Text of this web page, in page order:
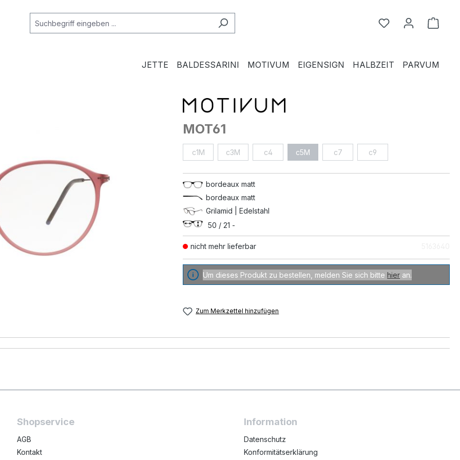
Du hast 0
JETTE BALDESSARINI MOTIVUM EIGENSIGN HALBZEIT PARVUM
nicht mehr lieferbar
MOT61
c1M c3M c4 c5M c7 c9
bordeaux matt
bordeaux matt
Grilamid | Edelstahl
50 / 21 -
Um dieses Produkt zu bestellen, melden Sie sich bitte hier an.
Zum Merkzettel hinzufügen
Shopservice
AGB
Kontakt
Information
Datenschutz
Konformitätserklärung